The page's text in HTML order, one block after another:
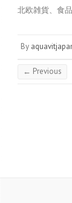
北欧雑貨、食
By
← Previous